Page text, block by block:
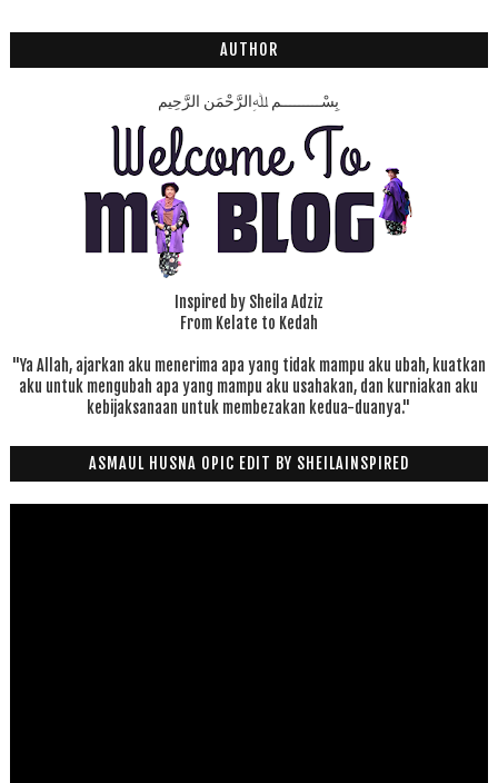
AUTHOR
بِسْـــــــــمِ ﷲِالرَّحْمَنِ الرَّحِيم
Inspired by Sheila Adziz
From Kelate to Kedah
"Ya Allah, ajarkan aku menerima apa yang tidak mampu aku ubah, kuatkan
aku untuk mengubah apa yang mampu aku usahakan, dan kurniakan aku
kebijaksanaan untuk membezakan kedua-duanya."
ASMAUL HUSNA OPIC EDIT BY SHEILAINSPIRED